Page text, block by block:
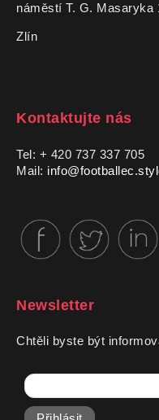
náměstí T. G. Masaryka
Zlín
Kontaktujte nás
Tel: + 420 737 337 705
Mail:
Newsletter
Chtěli byste být